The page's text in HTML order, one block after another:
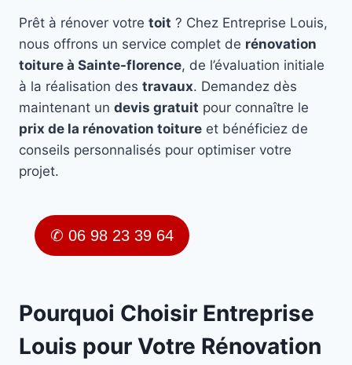
Prêt à rénover votre toit ? Chez Entreprise Louis,
nous offrons un service complet de rénovation
toiture à Sainte-florence, de l’évaluation initiale
à la réalisation des travaux. Demandez dès
maintenant un devis gratuit pour connaître le
prix de la rénovation toiture et bénéficiez de
conseils personnalisés pour optimiser votre
projet.
✆ 06 98 23 39 64
Pourquoi Choisir Entreprise
Louis pour Votre Rénovation